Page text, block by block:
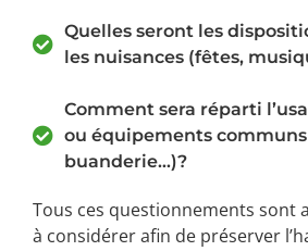
Quelles seront les
les nuisances (fêtes,
Comment sera réparti
ou équipements
buanderie…)?
Tous ces questionnements sont
à considérer afin de préserver